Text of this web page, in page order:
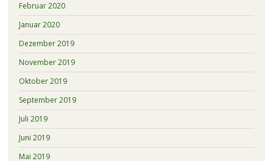
Februar 2020
Januar 2020
Dezember 2019
November 2019
Oktober 2019
September 2019
Juli 2019
Juni 2019
Mai 2019